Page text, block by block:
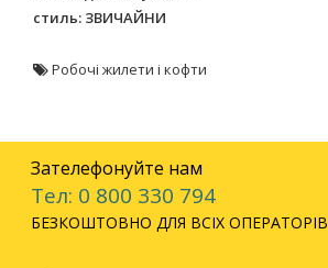
стиль: ЗВИЧАЙНИ
Робочі жилети і кофти
Зателефонуйте нам
Тел: 0 800 330 794
БЕЗКОШТОВНО ДЛЯ ВСІХ ОПЕРАТОРІВ